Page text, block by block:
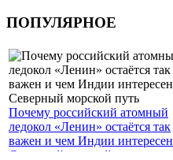
ПОПУЛЯРНОЕ
Почему российский атомный
ледокол «Ленин» остаётся так
важен и чем Индии интересен
Северный морской путь